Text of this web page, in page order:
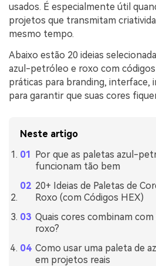
usados. É especialmente útil
projetos que transmitam
mesmo tempo.
Abaixo estão 20 ideias
azul-petróleo e roxo com códigos
práticas para branding, interface,
para garantir que suas cores
Neste artigo
Por que as paletas azul-
funcionam tão bem
20+ Ideias de Paletas de
Roxo (com Códigos HEX)
Quais cores combinam
roxo?
Como usar uma paleta de
em projetos reais